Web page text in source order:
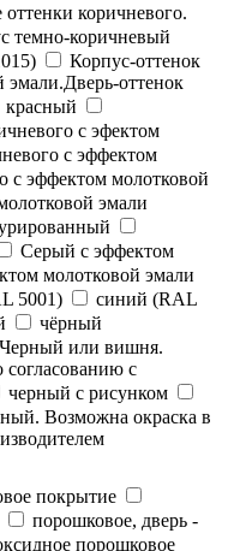
коричневого.
темно-коричневый
Корпус-оттенок
эмали.Дверь-оттенок
красный
с эфектом
с эффектом
с эффектом молотковой
эмали
Серый с эффектом
молотковой эмали
5001)
синий (RAL
чёрный
Черный или вишня.
согласованию с
черный с рисунком
Возможна окраска в
покрытие
порошковое, дверь -
порошковое